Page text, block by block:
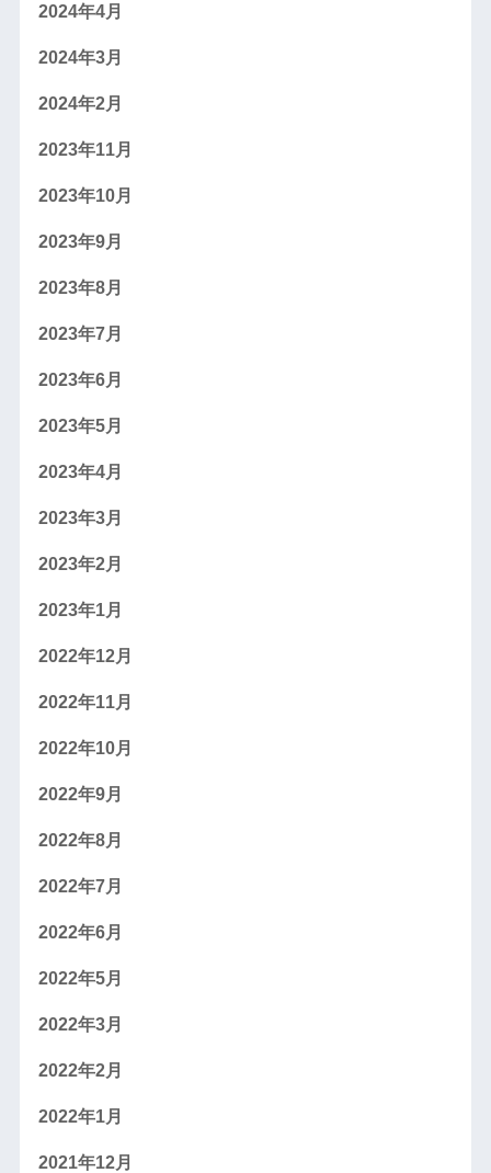
2024年4月
2024年3月
2024年2月
2023年11月
2023年10月
2023年9月
2023年8月
2023年7月
2023年6月
2023年5月
2023年4月
2023年3月
2023年2月
2023年1月
2022年12月
2022年11月
2022年10月
2022年9月
2022年8月
2022年7月
2022年6月
2022年5月
2022年3月
2022年2月
2022年1月
2021年12月